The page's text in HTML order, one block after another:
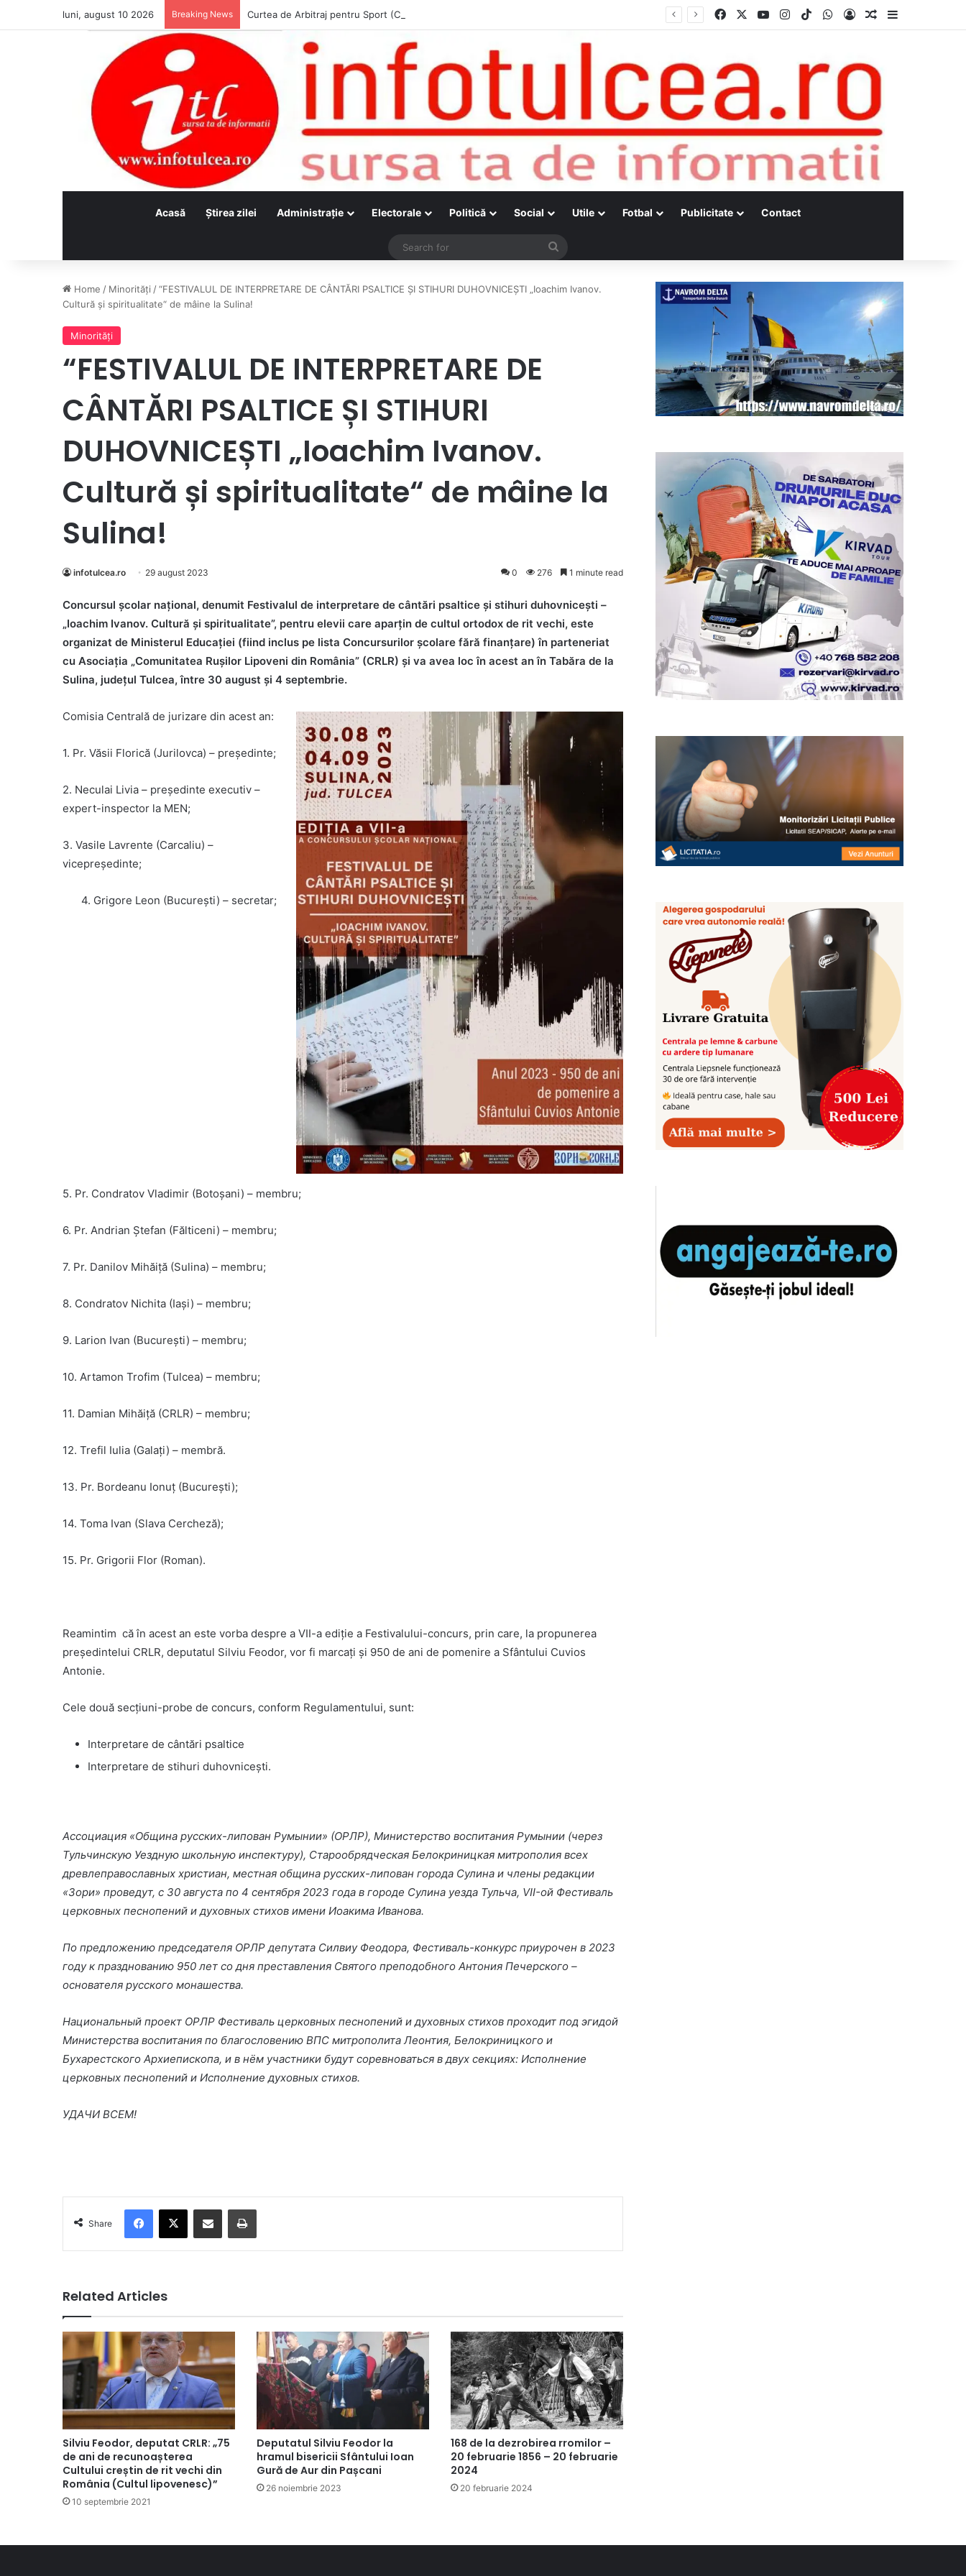
luni, august 10 2026 Breaking News Facebook YouTubeInstagram
TikTokWhatsApp
Log InRandom Article
Acasă Ştirea zilei Administraţie Electorale Politică Social Utile Fotbal Publicitate Contact
Search
Home / Minorităţi /“FESTIVALUL DE INTERPRETARE DE CÂNTĂRI PSALTICE ȘI STIHURI DUHOVNICEȘTI „Ioachim Ivanov.
Cultură și spiritualitate“ de mâine la Sulina!
Minorităţi
“FESTIVALUL DE INTERPRETARE DE
CÂNTĂRI PSALTICE ȘI STIHURI
DUHOVNICEȘTI „Ioachim Ivanov.
Cultură și spiritualitate“ de mâine la
Sulina!
infotulcea.ro 29 august 2023 0 276 1 minute read
Concursul școlar național, denumit Festivalul de interpretare de cântări psaltice și stihuri duhovnicești –
„Ioachim Ivanov. Cultură și spiritualitate”, pentru elevii care aparțin de cultul ortodox de rit vechi, este
organizat de Ministerul Educației (fiind inclus pe lista Concursurilor școlare fără finanțare) în parteneriat
cu Asociația „Comunitatea Rușilor Lipoveni din România” (CRLR) și va avea loc în acest an în Tabăra de la
Sulina, județul Tulcea, între 30 august și 4 septembrie.
Comisia Centrală de jurizare din acest an:
1. Pr. Văsii Florică (Jurilovca) – președinte;
2. Neculai Livia – președinte executiv –
expert-inspector la MEN;
3. Vasile Lavrente (Carcaliu) –
vicepreședinte;
4. Grigore Leon (București) – secretar;
5. Pr. Condratov Vladimir (Botoșani) – membru;
6. Pr. Andrian Ștefan (Fălticeni) – membru;
7. Pr. Danilov Mihăiță (Sulina) – membru;
8. Condratov Nichita (Iași) – membru;
9. Larion Ivan (București) – membru;
10. Artamon Trofim (Tulcea) – membru;
11. Damian Mihăiță (CRLR) – membru;
12. Trefil Iulia (Galați) – membră.
13. Pr. Bordeanu Ionuț (București);
14. Toma Ivan (Slava Cercheză);
15. Pr. Grigorii Flor (Roman).
Reamintim că în acest an este vorba despre a VII-a ediție a Festivalului-concurs, prin care, la propunerea
președintelui CRLR, deputatul Silviu Feodor, vor fi marcați și 950 de ani de pomenire a Sfântului Cuvios
Antonie.
Cele două secțiuni-probe de concurs, conform Regulamentului, sunt:
Interpretare de cântări psaltice
Interpretare de stihuri duhovnicești.
Ассоциация «Община русских-липован Румынии» (ОРЛР), Министерство воспитания Румынии (через
Тульчинскую Уездную школьную инспектуру), Cтарообрядческая Белокриницкая митрополия всех
древлеправославных христиан, местная община русских-липован города Сулина и члены редакции
«Зори» проведут, c 30 августа по 4 сентября 2023 года в городе Сулина уезда Тульча, VII-ой Фестиваль
церковных песнопений и духовных стихов имени Иоакима Иванова.
По предложению председателя ОРЛР депутата Силвиу Феодора, Фестиваль-конкурс приурочен в 2023
году к празднованию 950 лет со дня преставления Святого преподобного Антония Печерского –
основателя русского монашества.
Национальный проект ОРЛР Фестиваль церковных песнопений и духовных стихов проходит под эгидой
Министерства воспитания по благословению ВПС митрополита Леонтия, Белокриницкого и
Бухарестского Архиепископа, и в нём участники будут соревноваться в двух секциях: Исполнение
церковных песнопений и Исполнение духовных стихов.
УДАЧИ ВСЕМ!
Share
Related Articles
Silviu Feodor, deputat CRLR: „75
de ani de recunoașterea
Cultului creștin de rit vechi din
România (Cultul lipovenesc)”
10 septembrie 2021
Deputatul Silviu Feodor la
hramul bisericii Sfântului Ioan
Gură de Aur din Pașcani
26 noiembrie 2023
168 de la dezrobirea rromilor –
20 februarie 1856 – 20 februarie
2024
20 februarie 2024